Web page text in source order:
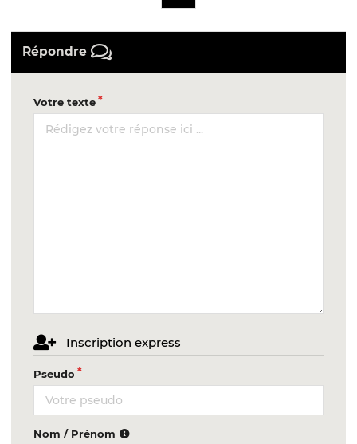
Répondre
Votre texte
Inscription express
Pseudo
Nom / Prénom